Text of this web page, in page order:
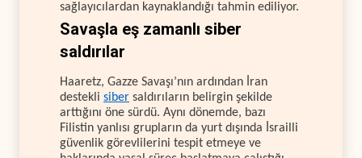
sağlayıcılardan kaynaklandığı tahmin ediliyor.
Savaşla eş zamanlı siber
saldırılar
Haaretz, Gazze Savaşı’nın ardından İran
destekli siber saldırıların belirgin şekilde
arttığını öne sürdü. Aynı dönemde, bazı
Filistin yanlısı grupların da yurt dışında İsrailli
güvenlik görevlilerini tespit etmeye ve